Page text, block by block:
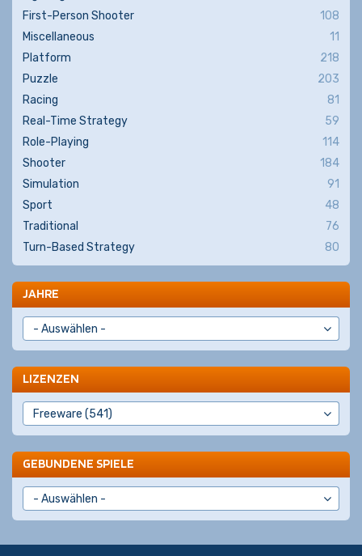
First-Person Shooter
108
Miscellaneous
11
Platform
218
Puzzle
203
Racing
81
Real-Time Strategy
59
Role-Playing
114
Shooter
184
Simulation
91
Sport
48
Traditional
76
Turn-Based Strategy
80
JAHRE
LIZENZEN
GEBUNDENE SPIELE